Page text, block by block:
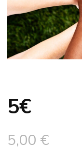
5€
5,00 €